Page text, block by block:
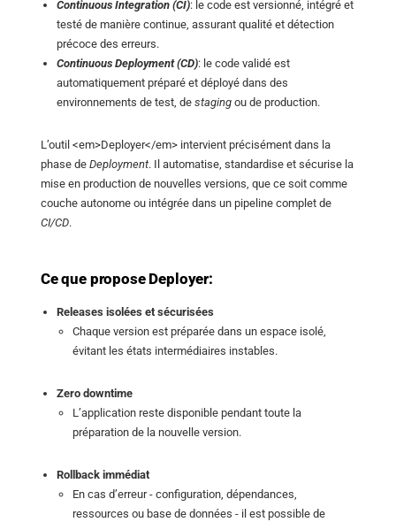
Continuous Integration (CI): le code est versionné, intégré et
testé de manière continue, assurant qualité et détection
précoce des erreurs.
Continuous Deployment (CD): le code validé est
automatiquement préparé et déployé dans des
environnements de test, destaging ou de production.
L’outil <em>Deployer</em> intervient précisément dans la
phase de Deployment. Il automatise, standardise et sécurise la
mise en production de nouvelles versions, que ce soit comme
couche autonome ou intégrée dans un pipeline complet de
CI/CD.
Ce que propose Deployer:
Releases isolées et sécurisées
Chaque version est préparée dans un espace isolé,
évitant les états intermédiaires instables.
Zero downtime
L’application reste disponible pendant toute la
préparation de la nouvelle version.
Rollback immédiat
En cas d’erreur - configuration, dépendances,
ressources ou base de données - il est possible de
permet d’améliorer continuellement le contenu et l’expérience
utilisateur.
Google Analytics
Name:
_ga
Google LLC
Análise estatística de visitas (Google)